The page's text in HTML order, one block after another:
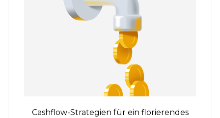
Cashflow-Strategien für ein florierendes